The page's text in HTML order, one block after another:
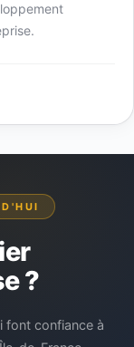
?
font confiance à